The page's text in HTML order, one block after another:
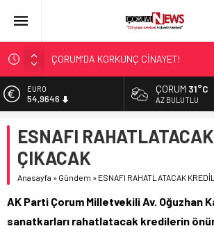
ÇORUM’DA KORKUNÇ CİNAYET!
ASLAN, CUMHURBAŞKANI
SIR PERDESİ ÇÖZÜLDÜ!
ÇATIDAN DÜŞTÜ!
EURO
54,9646
6.488,95
BİST
13.798,82
47,5939
ÇORUM 31°C
AZ BULUTLU
ESNAFI
ÇIKACAK
Anasayfa » Gündem » ESNAFI RAHATLATACAK
AK Parti Çorum Milletvekili Av. Oğuzhan
sanatkarları rahatlatacak kredilerin